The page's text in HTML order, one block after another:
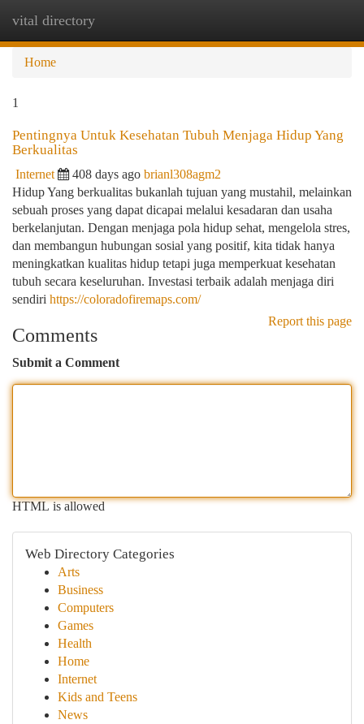
vital directory
Home
1
Pentingnya Untuk Kesehatan Tubuh Menjaga Hidup Yang
Berkualitas
Internet 408 days ago brianl308agm2
Hidup Yang berkualitas bukanlah tujuan yang mustahil, melainkan
sebuah proses yang dapat dicapai melalui kesadaran dan usaha
berkelanjutan. Dengan menjaga pola hidup sehat, mengelola stres,
dan membangun hubungan sosial yang positif, kita tidak hanya
meningkatkan kualitas hidup tetapi juga memperkuat kesehatan
tubuh secara keseluruhan. Investasi terbaik adalah menjaga diri
sendiri https://coloradofiremaps.com/
Report this page
Comments
Submit a Comment
HTML is allowed
Web Directory Categories
Arts
Business
Computers
Games
Health
Home
Internet
Kids and Teens
News